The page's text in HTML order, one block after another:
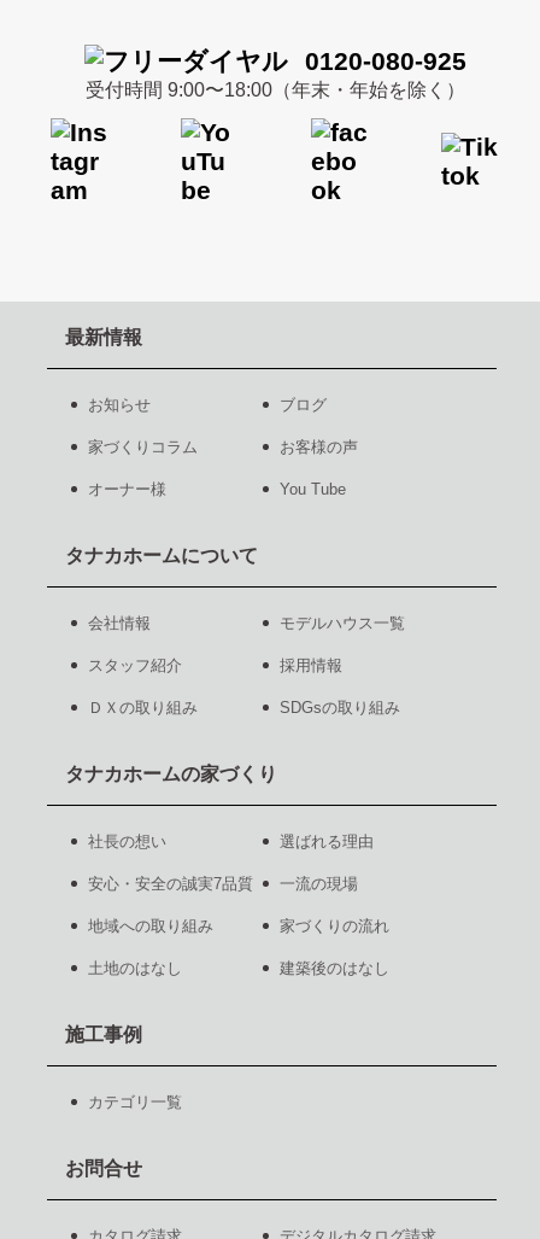
0120-080-925
受付時間 9:00〜18:00（年末・年始を除く）
最新情報
お知らせ ブログ
家づくりコラム お客様の声
オーナー様 You Tube
タナカホームについて
会社情報 モデルハウス一覧
スタッフ紹介 採用情報
ＤＸの取り組み SDGsの取り組み
タナカホームの家づくり
社長の想い 選ばれる理由
安心・安全の誠実7品質 一流の現場
地域への取り組み 家づくりの流れ
土地のはなし 建築後のはなし
施工事例
カテゴリ一覧
お問合せ